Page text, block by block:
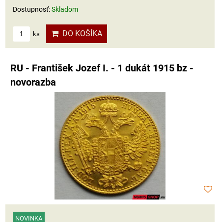
Dostupnosť:Skladom
ks DO KOŠÍKA
RU - František Jozef I. - 1 dukát 1915 bz -
novorazba
NOVINKA